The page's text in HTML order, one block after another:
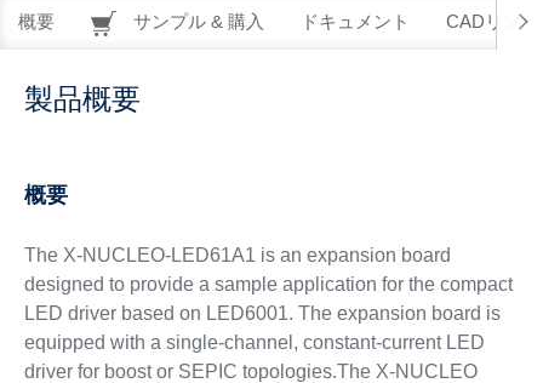
概要 サンプル & 購入 ドキュメント CADリソー
製品概要
概要
The X-NUCLEO-LED61A1 is an expansion board
designed to provide a sample application for the compact
LED driver based on LED6001. The expansion board is
equipped with a single-channel, constant-current LED
driver for boost or SEPIC topologies.The X-NUCLEO